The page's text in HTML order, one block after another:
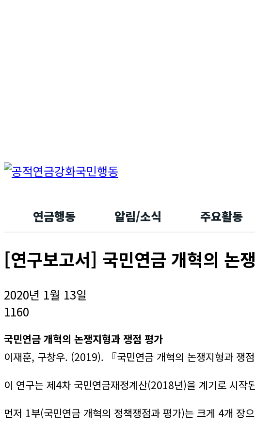
연금행동 알림/소식 주요활동
[연구보고서] 국민연금 개혁의 논
2020년 1월 13일
1160
국민연금 개혁의 논쟁지형과 쟁점 평가
이재훈, 구창우. (2019). 『국민연금 개혁의 논쟁지형과 쟁
이 연구는 제4차 국민연금재정계산(2018년)을 계기로 시
먼저 1부(국민연금 개혁의 정책쟁점과 평가)는 크게 4개 장